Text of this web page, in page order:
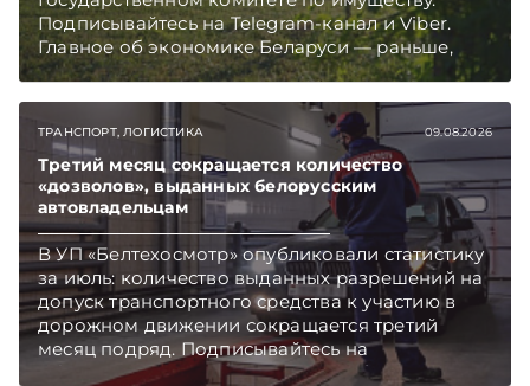
Подписывайтесь на Telegram‑канал и Viber.
Главное об экономике Беларуси — раньше,
чем в новостях TelegramViber
ТРАНСПОРТ, ЛОГИСТИКА 09.08.2026
Третий месяц сокращается количество
«дозволов», выданных белорусским
автовладельцам
В УП «Белтехосмотр» опубликовали статистику
за июль: количество выданных разрешений на
допуск транспортного средства к участию в
дорожном движении сокращается третий
месяц подряд. Подписывайтесь на
Telegram‑канал и Viber. Главное об экономике